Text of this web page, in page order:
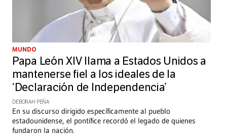
MUNDO
Papa León XIV llama a Estados Unidos a
mantenerse fiel a los ideales de la
‘Declaración de Independencia’
DEBORAH PEÑA
En su discurso dirigido específicamente al pueblo
estadounidense, el pontífice recordó el legado de quienes
fundaron la nación.